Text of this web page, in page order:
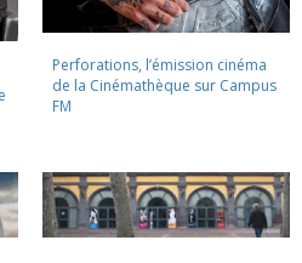
Perforations, l’émission cinéma
de la Cinémathèque sur Campus
FM